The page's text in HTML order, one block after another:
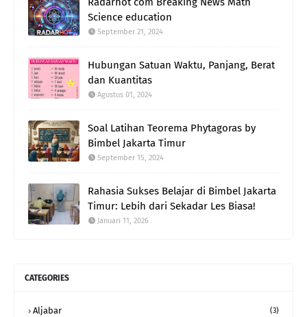
Science education
September 21, 2024
Hubungan Satuan Waktu, Panjang, Berat
dan Kuantitas
Agustus 01, 2024
Soal Latihan Teorema Phytagoras by
Bimbel Jakarta Timur
September 15, 2024
Rahasia Sukses Belajar di Bimbel Jakarta
Timur: Lebih dari Sekadar Les Biasa!
Januari 11, 2026
CATEGORIES
Aljabar (3)